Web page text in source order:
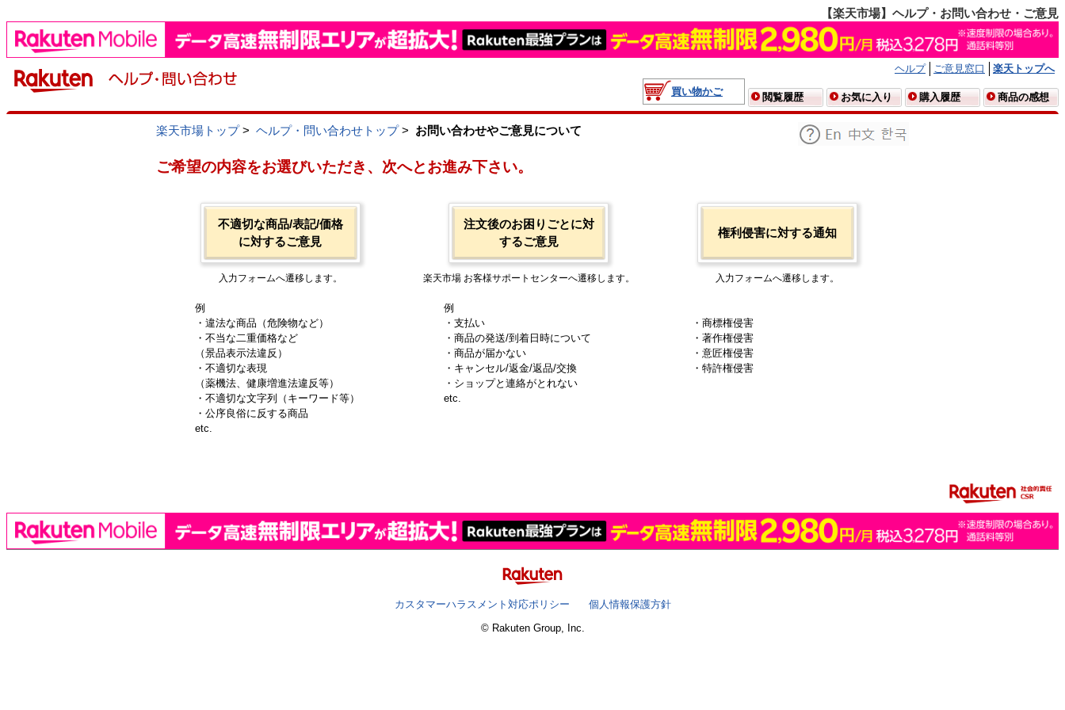
【楽天市場】ヘルプ・お問い合わせ・ご意見
ヘルプ ご意見窓口
楽天トップへ
買い物かご
閲覧履歴 お気に入り 購入履歴 商品の感想
楽天市場トップ> ヘルプ・問い合わせトップ> お問い合わせやご意見について
ご希望の内容をお選びいただき、次へとお進み下さい。
不適切な商品/表記/価格
に対するご意見
入力フォームへ遷移します。
例
・違法な商品（危険物など）
・不当な二重価格など
（景品表示法違反）
・不適切な表現
（薬機法、健康増進法違反等）
・不適切な文字列（キーワード等）
・公序良俗に反する商品
etc.
注文後のお困りごとに対
するご意見
楽天市場 お客様サポートセンターへ遷移します。
例
・支払い
・商品の発送/到着日時について
・商品が届かない
・キャンセル/返金/返品/交換
・ショップと連絡がとれない
etc.
権利侵害に対する通知
入力フォームへ遷移します。
・商標権侵害
・著作権侵害
・意匠権侵害
・特許権侵害
カスタマーハラスメント対応ポリシー
個人情報保護方針
© Rakuten Group, Inc.